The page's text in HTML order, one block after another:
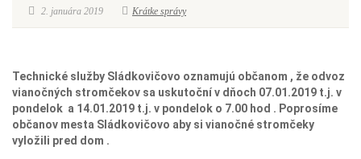
2. januára 2019 Krátke správy
Technické služby Sládkovičovo oznamujú občanom , že odvoz
vianočných stromčekov sa uskutoční v dňoch 07.01.2019 t.j. v
pondelok a 14.01.2019 t.j. v pondelok o 7.00 hod . Poprosíme
občanov mesta Sládkovičovo aby si vianočné stromčeky
vyložili pred dom .